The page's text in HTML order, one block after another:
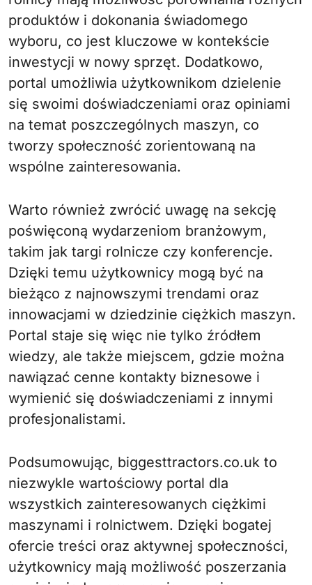
produktów i dokonania świadomego
wyboru, co jest kluczowe w kontekście
inwestycji w nowy sprzęt. Dodatkowo,
portal umożliwia użytkownikom dzielenie
się swoimi doświadczeniami oraz opiniami
na temat poszczególnych maszyn, co
tworzy społeczność zorientowaną na
wspólne zainteresowania.
Warto również zwrócić uwagę na sekcję
poświęconą wydarzeniom branżowym,
takim jak targi rolnicze czy konferencje.
Dzięki temu użytkownicy mogą być na
bieżąco z najnowszymi trendami oraz
innowacjami w dziedzinie ciężkich maszyn.
Portal staje się więc nie tylko źródłem
wiedzy, ale także miejscem, gdzie można
nawiązać cenne kontakty biznesowe i
wymienić się doświadczeniami z innymi
profesjonalistami.
Podsumowując, biggesttractors.co.uk to
niezwykle wartościowy portal dla
wszystkich zainteresowanych ciężkimi
maszynami i rolnictwem. Dzięki bogatej
ofercie treści oraz aktywnej społeczności,
użytkownicy mają możliwość poszerzania